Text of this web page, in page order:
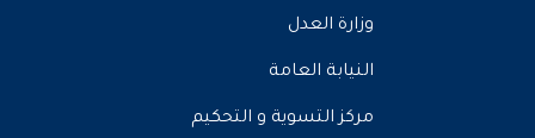
وزارة العدل
النيابة العامة
مركز التسوية و التحكيم